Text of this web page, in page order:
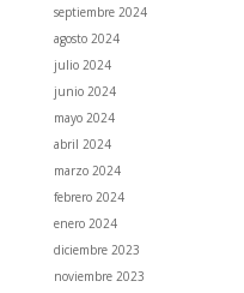
septiembre 2024
agosto 2024
julio 2024
junio 2024
mayo 2024
abril 2024
marzo 2024
febrero 2024
enero 2024
diciembre 2023
noviembre 2023